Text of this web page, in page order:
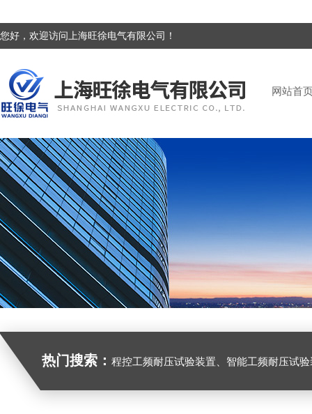
您好，欢迎访问上海旺徐电气有限公司！
网站首
热门搜索： 程控工频耐压试验装置、智能工频耐压试验装置、工频耐压试验装置、工频耐压试验仪、工频耐压试验台、高压耐压试